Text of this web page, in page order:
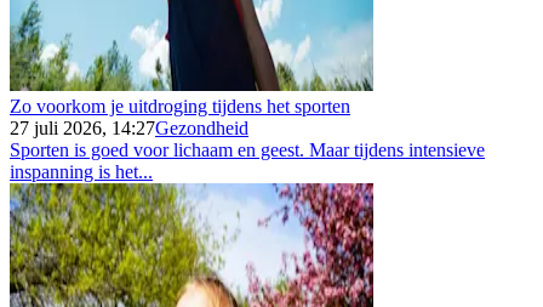
Zo voorkom je uitdroging tijdens het sporten
27 juli 2026, 14:27Gezondheid
Sporten is goed voor lichaam en geest. Maar tijdens intensieve
inspanning is het...